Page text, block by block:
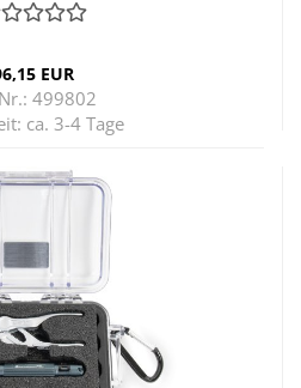
EUR
499802
ca. 3-4 Tage